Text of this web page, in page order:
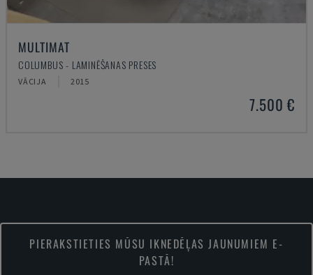
MULTIMAT
COLUMBUS - LAMINĒŠANAS PRESES
VĀCIJA 2015
7.500 €
PIERAKSTIETIES MŪSU IKNEDĒĻAS JAUNUMIEM E-
PASTĀ!